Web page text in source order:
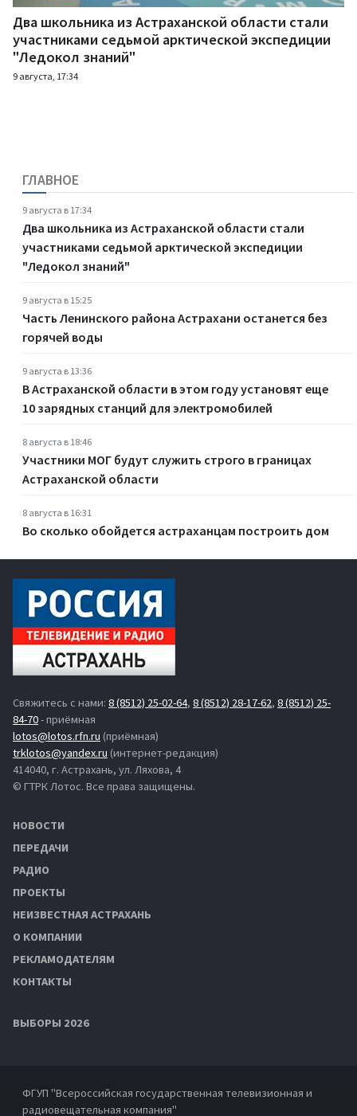
Два школьника из Астраханской области стали
участниками седьмой арктической экспедиции
"Ледокол знаний"
9 августа, 17:34
ГЛАВНОЕ
9 августа в 17:34
Два школьника из Астраханской области стали
участниками седьмой арктической экспедиции
"Ледокол знаний"
9 августа в 15:25
Часть Ленинского района Астрахани останется без
горячей воды
9 августа в 13:36
В Астраханской области в этом году установят еще
10 зарядных станций для электромобилей
8 августа в 18:46
Участники МОГ будут служить строго в границах
Астраханской области
8 августа в 16:31
Во сколько обойдется астраханцам построить дом
Свяжитесь с нами: 8 (8512) 25-02-64, 8 (8512) 28-17-62, 8 (8512) 25-
84-70- приёмная
lotos@lotos.rfn.ru (приёмная)
trklotos@yandex.ru (интернет-редакция)
414040, г. Астрахань, ул. Ляхова, 4
© ГТРК Лотос. Все права защищены.
НОВОСТИ
ПЕРЕДАЧИ
РАДИО
ПРОЕКТЫ
НЕИЗВЕСТНАЯ АСТРАХАНЬ
О КОМПАНИИ
РЕКЛАМОДАТЕЛЯМ
КОНТАКТЫ
ВЫБОРЫ 2026
ФГУП "Всероссийская государственная телевизионная и
радиовещательная компания"